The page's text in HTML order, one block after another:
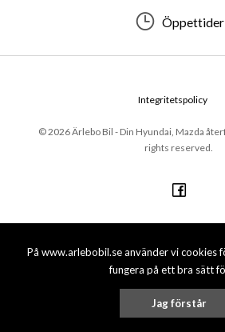
På www.arlebobil.se använder vi cookies
fungera på ett bra sätt
Jag förstår
Öppettider
© 2026 Ärlebo Bil - Din Hyundai, Mazda
rights reserved.
Integritetspolicy